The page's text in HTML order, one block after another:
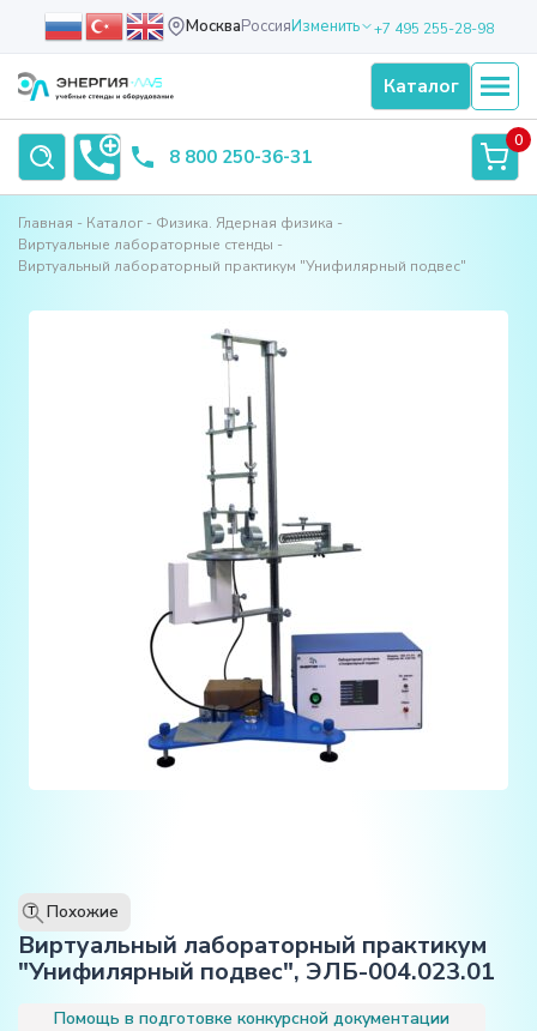
МоскваРоссияИзменить +7 495 255-28-98
Каталог
8 800 250-36-31
0
Главная Каталог
Физика. Ядерная физика
Виртуальные лабораторные стенды
Виртуальный лабораторный практикум "Унифилярный подвес"
T Похожие
Виртуальный лабораторный практикум
"Унифилярный подвес", ЭЛБ-004.023.01
Помощь в подготовке конкурсной документации